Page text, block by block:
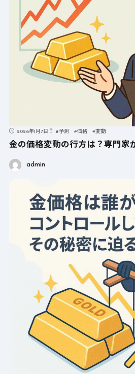
2026年1月7日 #予測 #価格 #変動
金の価格変動の行方は？専門家
admin